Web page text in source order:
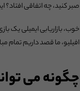
صبر کنید، چه اتفاقی افتاد؟
خوب، بازاریابی ایمیلی یک
افیلیو، ما قصد داریم تمام
چگونه می